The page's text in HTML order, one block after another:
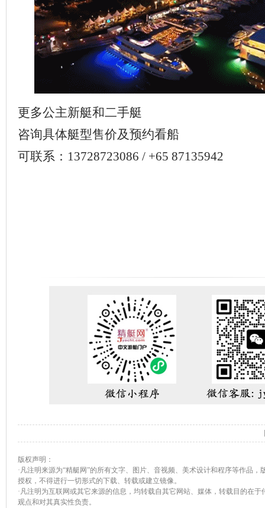
更多公主新艇和二手艇
咨询具体艇型售价及预约看船
可联系：13728723086 / +65 87135942
版权声明：
·凡注明来源为“精艇网”的所有文字、图片、音视频、美术设计和程序等作品
授权，不得进行一切形式的下载、转载或建立镜像。
·凡注明为互联网或其它来源的信息，均转载自其它网站、媒体，转载目的在
观点和对其真实性负责。